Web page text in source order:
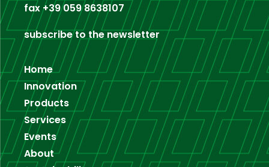
fax+39 059 8638107
subscribe to the newsletter
Home
Innovation
Products
Services
Events
About